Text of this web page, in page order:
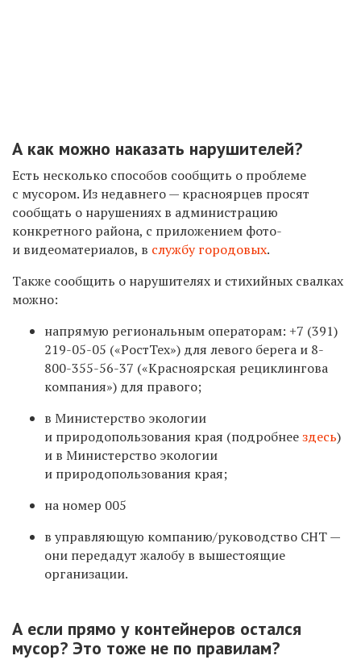
А как можно наказать нарушителей?
Есть несколько способов сообщить о проблеме
с мусором. Из недавнего — красноярцев просят
сообщать о нарушениях в администрацию
конкретного района, с приложением фото-
и видеоматериалов, в службу городовых.
Также сообщить о нарушителях и стихийных свалках
можно:
напрямую региональным операторам: +7 (391)
219-05-05 («РостТех») для левого берега и 8-
800-355-56-37 («Красноярская рециклингова
компания») для правого;
в Министерство экологии
и природопользования края (подробнеездесь)
и в Министерство экологии
и природопользования края;
на номер 005
в управляющую компанию/руководство СНТ —
они передадут жалобу в вышестоящие
организации.
А если прямо у контейнеров остался
мусор? Это тоже не по правилам?